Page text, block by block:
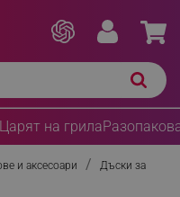
Царят на грила
и аксесоари
Дъски за